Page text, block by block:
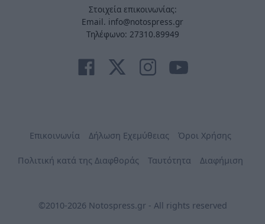
Στοιχεία επικοινωνίας:
Email. info@notospress.gr
Τηλέφωνο: 27310.89949
Επικοινωνία Δήλωση Εχεμύθειας Όροι Χρήσης
Πολιτική κατά της Διαφθοράς Ταυτότητα Διαφήμιση
©2010-2026 Notospress.gr - All rights reserved